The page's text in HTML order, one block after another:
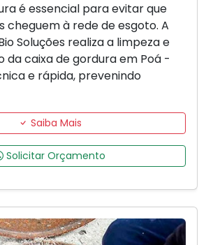
é essencial para evitar que
cheguem à rede de esgoto. A
Soluções realiza a limpeza e
da caixa de gordura em Poá -
e rápida, prevenindo
Saiba Mais
Solicitar Orçamento